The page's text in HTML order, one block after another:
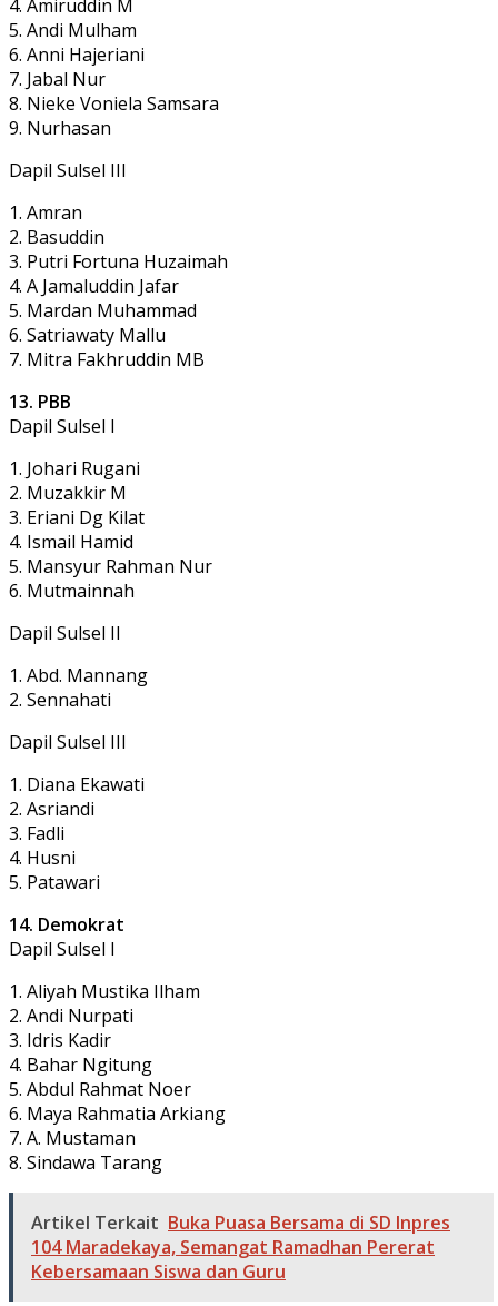
4. Amiruddin M
5. Andi Mulham
6. Anni Hajeriani
7. Jabal Nur
8. Nieke Voniela Samsara
9. Nurhasan
Dapil Sulsel III
1. Amran
2. Basuddin
3. Putri Fortuna Huzaimah
4. A Jamaluddin Jafar
5. Mardan Muhammad
6. Satriawaty Mallu
7. Mitra Fakhruddin MB
13. PBB
Dapil Sulsel I
1. Johari Rugani
2. Muzakkir M
3. Eriani Dg Kilat
4. Ismail Hamid
5. Mansyur Rahman Nur
6. Mutmainnah
Dapil Sulsel II
1. Abd. Mannang
2. Sennahati
Dapil Sulsel III
1. Diana Ekawati
2. Asriandi
3. Fadli
4. Husni
5. Patawari
14. Demokrat
Dapil Sulsel I
1. Aliyah Mustika Ilham
2. Andi Nurpati
3. Idris Kadir
4. Bahar Ngitung
5. Abdul Rahmat Noer
6. Maya Rahmatia Arkiang
7. A. Mustaman
8. Sindawa Tarang
Artikel Terkait Buka Puasa Bersama di SD Inpres
104 Maradekaya, Semangat Ramadhan Pererat
Kebersamaan Siswa dan Guru